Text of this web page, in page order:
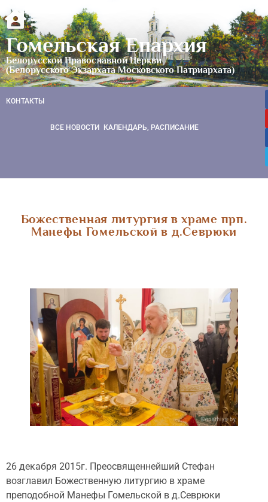
Гомельская Епархия
Белорусской Православной Церкви
(Белорусского Экзархата Московского Патриархата)
КОНТАКТЫ
ВСЕ НОВОСТИ КАЛЕНДАРЬ, РАСПИСАНИЕ
Божественная литургия в храме прп.
Манефы Гомельской в д.Севрюки
26 декабря 2015г. Преосвященнейший Стефан
возглавил Божественную литургию в храме
преподобной Манефы Гомельской в д.Севрюки